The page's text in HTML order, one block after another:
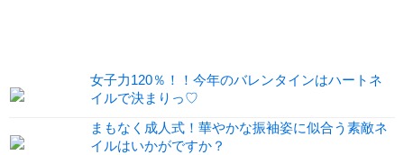
女子力120％！！今年のバレンタインはハートネ
イルで決まりっ♡
まもなく成人式！華やかな振袖姿に似合う素敵ネ
イルはいかがですか？